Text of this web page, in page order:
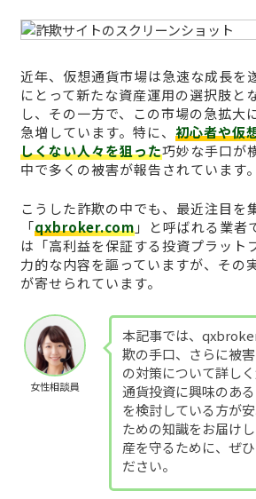
近年、仮想通貨市場は急速な成長を
にとって新たな資産運用の選択肢と
し、その一方で、この市場の急拡大
急増しています。特に、 初心者や仮
しくない人々を狙った巧妙な手口が
中で多くの被害が報告されています。
こうした詐欺の中でも、最近注目を
「qxbroker.com」と呼ばれる業者
は「高利益を保証する投資プラット
力的な内容を謳っていますが、その
が寄せられています。
女性相談員
本記事では、
欺の手口、さらに被
の対策について詳し
通貨投資に興味のあ
を検討している方が
ための知識をお届け
産を守るために、ぜ
ださい。